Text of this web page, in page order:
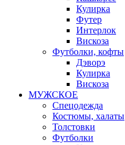
Кулирка
Футер
Интерлок
Вискоза
Футболки, кофты
Дэворэ
Кулирка
Вискоза
МУЖСКОЕ
Спецодежда
Костюмы, халаты
Толстовки
Футболки